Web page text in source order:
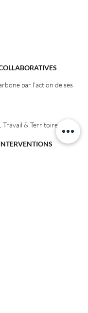
par l'action de ses
& Territoires